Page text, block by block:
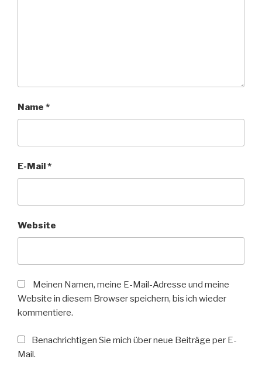
Name *
E-Mail *
Website
Meinen Namen, meine E-Mail-Adresse und meine
Website in diesem Browser speichern, bis ich wieder
kommentiere.
Benachrichtigen Sie mich über neue Beiträge per E-
Mail.